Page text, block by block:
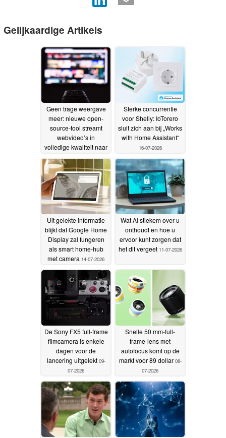
Gelijkaardige Artikels
Geen trage weergave
meer: nieuwe open-
source-tool streamt
webvideo’s in
volledige kwaliteit naar
19-07-2026
Sterke concurrentie
voor Shelly: IoTorero
sluit zich aan bij „Works
with Home Assistant“
16-07-2026
Uit gelekte informatie
blijkt dat Google Home
Display zal fungeren
als smart home-hub
met camera 14-07-2026
Wat AI stiekem over u
onthoudt en hoe u
ervoor kunt zorgen dat
het dit vergeet 11-07-2026
De Sony FX5 full-frame
filmcamera is enkele
dagen voor de
lancering uitgelekt 09-
07-2026
Snelle 50 mm-full-
frame-lens met
autofocus komt op de
markt voor 89 dollar 08-
07-2026